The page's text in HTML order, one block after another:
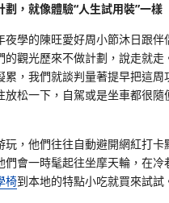
劃，就像體驗“人生試用裝”一樣
夜學的陳旺愛好周小節沐日跟伴
的觀光歷來不做計劃，說走就走
累，我們就談判量著提早把這周
放松一下，自駕或是坐車都很隨
玩，他們往往自動避開網紅打卡
們會一時髦起往坐摩天輪，在冷
椅到本地的特點小吃就買來試試